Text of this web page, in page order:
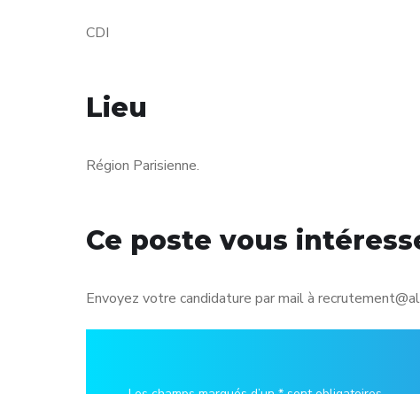
CDI
Lieu
Région Parisienne.
Ce poste vous
Envoyez votre candidature par mail à